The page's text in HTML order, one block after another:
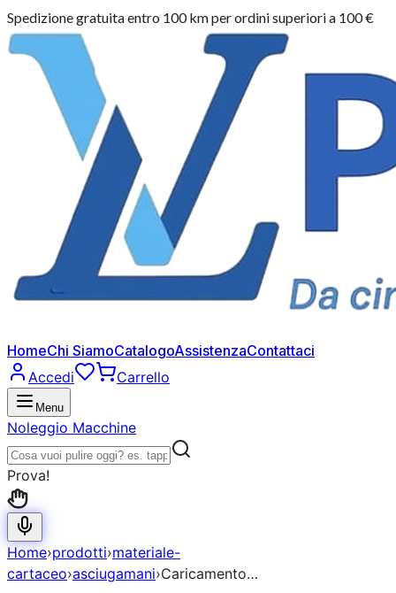
Spedizione gratuita entro 100 km per ordini superiori a 100 €
HomeChi SiamoCatalogoAssistenzaContattaci
Accedi
Carrello
Menu
Noleggio Macchine
Prova!
Home›prodotti›materiale-
cartaceo›asciugamani›Caricamento…